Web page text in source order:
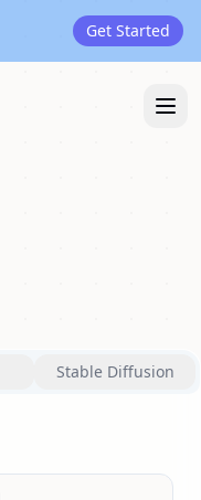
Get Started
Stable Diffusion